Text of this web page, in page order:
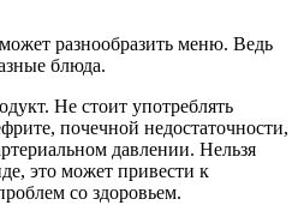
разнообразить меню. Ведь
блюда.
Не стоит употреблять
почечной недостаточности,
давлении. Нельзя
это может привести к
со здоровьем.